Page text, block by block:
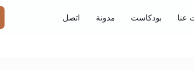
عنا بودكاست مدونة اتصل